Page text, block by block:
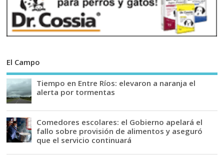
El Campo
Tiempo en Entre Ríos: elevaron a naranja el
alerta por tormentas
Comedores escolares: el Gobierno apelará el
fallo sobre provisión de alimentos y aseguró
que el servicio continuará